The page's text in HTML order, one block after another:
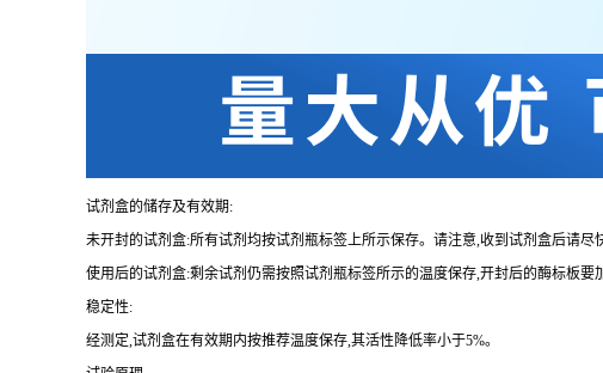
试剂盒的储存及有效期:
未开封的试剂盒:所有试剂均按试剂瓶标签上所示保存。请注意,收到试剂盒后请尽
使用后的试剂盒:剩余试剂仍需按照试剂瓶标签所示的温度保存,开封后的酶标板要
稳定性:
经测定,试剂盒在有效期内按推荐温度保存,其活性降低率小于5%。